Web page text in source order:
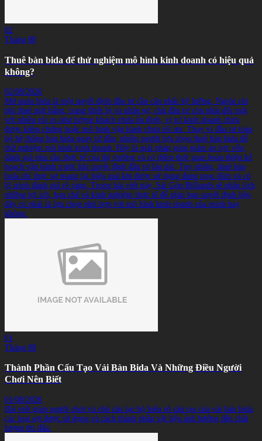
02
Tháng 08
Thuê bàn bida để thử nghiệm mô hình kinh doanh có hiệu quả
không?
02/08/2026
Mở quán bida là một quyết định đầu tư cần cân nhắc kỹ lưỡng. Ngoài chi
phí thuê mặt bằng, trang thiết bị và nhân sự, chủ đầu tư còn phải đối mặt
với nhiều rủi ro như lượng khách chưa ổn định, vị trí kinh doanh chưa
được kiểm chứng hoặc mô hình vận hành chưa tối ưu. Thay vì đầu tư toàn
bộ hệ thống bàn bida ngay từ đầu, nhiều người lựa chọn thuê bàn bida để
thử nghiệm mô hình kinh doanh. Đây là giải pháp giúp giảm áp lực vốn,
đánh giá nhu cầu thực tế của thị trường và có thêm thời gian hoàn thiện kế
hoạch vận hành trước khi quyết định đầu tư lâu dài. Tuy nhiên, thuê bàn
bida chỉ thực sự mang lại hiệu quả khi được sử dụng đúng mục đích và có
lộ trình đánh giá rõ ràng. Trong bài viết này, Sài Gòn Billiards sẽ phân tích
những lợi ích, hạn chế và kinh nghiệm thực tế để giúp bạn quyết định liệu
đây có phải là lựa chọn phù hợp với mô hình kinh doanh của mình hay
không.
01
Tháng 08
Thành Phần Cấu Tạo Vải Bàn Bida Và Những Điều Người
Chơi Nên Biết
01/08/2026
Bài viết giúp người chơi và chủ câu lạc bộ hiểu rõ cấu tạo của vải bàn bida,
các loại sợi được sử dụng và cách thành phần vật liệu ảnh hưởng đến chất
lượng thi đấu.